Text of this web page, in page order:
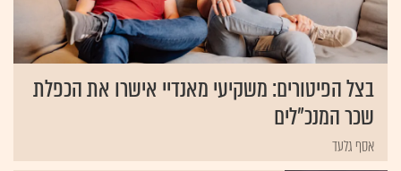
בצל הפיטורים: משקיעי מאנדיי אישרו את הכפלת
שכר המנכ"לים
אסף גלעד